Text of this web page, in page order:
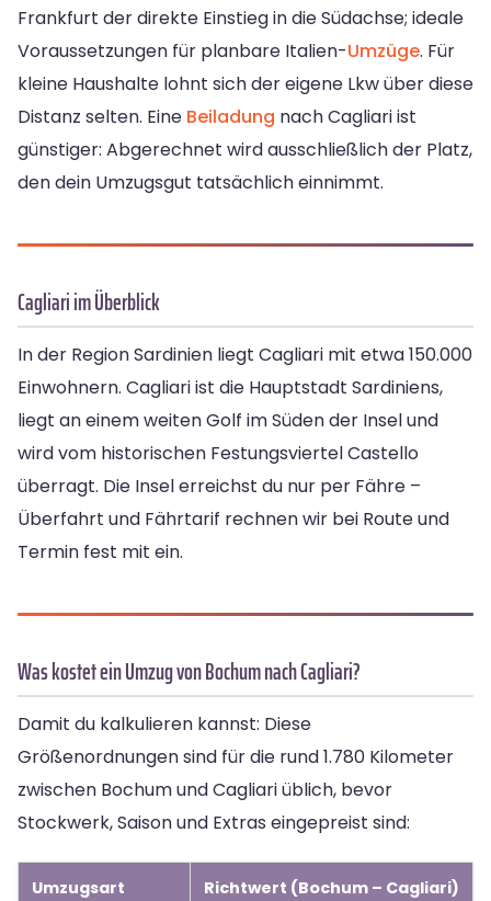
Frankfurt der direkte Einstieg in die Südachse; ideale
Voraussetzungen für planbare Italien-Umzüge. Für
kleine Haushalte lohnt sich der eigene Lkw über diese
Distanz selten. Eine Beiladung nach Cagliari ist
günstiger: Abgerechnet wird ausschließlich der Platz,
den dein Umzugsgut tatsächlich einnimmt.
Cagliari im Überblick
In der Region Sardinien liegt Cagliari mit etwa 150.000
Einwohnern. Cagliari ist die Hauptstadt Sardiniens,
liegt an einem weiten Golf im Süden der Insel und
wird vom historischen Festungsviertel Castello
überragt. Die Insel erreichst du nur per Fähre –
Überfahrt und Fährtarif rechnen wir bei Route und
Termin fest mit ein.
Was kostet ein Umzug von Bochum nach Cagliari?
Damit du kalkulieren kannst: Diese
Größenordnungen sind für die rund 1.780 Kilometer
zwischen Bochum und Cagliari üblich, bevor
Stockwerk, Saison und Extras eingepreist sind:
Umzugsart Richtwert (Bochum – Cagliari)